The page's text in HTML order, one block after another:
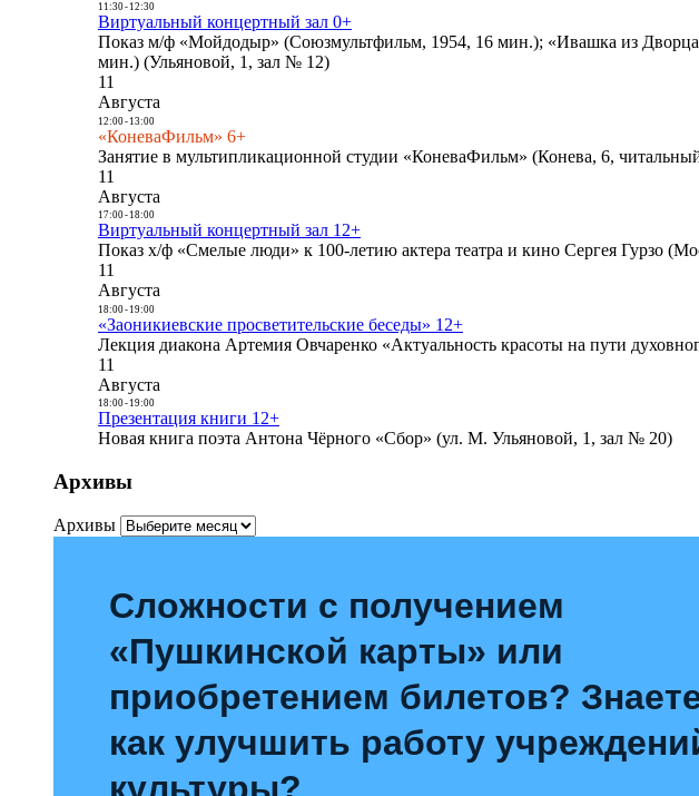
11:30- 12:30
Виртуальный концертный зал 0+
Показ м/ф «Мойдодыр» (Союзмультфильм, 1954, 16 мин.); «Ивашка из
мин.) (Ульяновой, 1, зал № 12)
11
Августа
12:00- 13:00
«КоневаФильм» 6+
Занятие в мультипликационной студии «КоневаФильм» (Конева, 6,
11
Августа
17:00- 18:00
Виртуальный концертный зал 12+
Показ х/ф «Смелые люди» к 100-летию актера театра и кино Сергея Гурзо
11
Августа
18:00- 19:00
«Заоникиевские просветительские беседы» 12+
Лекция диакона Артемия Овчаренко «Актуальность красоты на пути
11
Августа
18:00- 19:00
Презентация книги 12+
Новая книга поэта Антона Чёрного «Сбор» (ул. М. Ульяновой, 1, зал № 20)
Архивы
Архивы
Сложности с получением
«Пушкинской карты» или
приобретением билетов?
как улучшить работу